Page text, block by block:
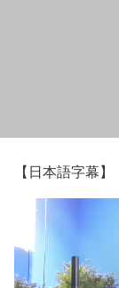
【日本語字幕】